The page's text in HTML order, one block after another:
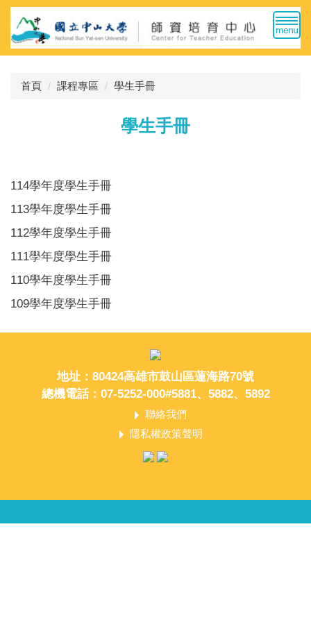
跳
到
主
要
首頁 課程專區 學生手冊
學生手冊
114學年度學生手冊
113學年度學生手冊
112學年度學生手冊
111學年度學生手冊
110學年度學生手冊
109學年度學生手冊
地址：80424高雄市鼓山區蓮海路70號
總機電話：07-5252-000#5881、5882、5892
聯絡我們
隱私權政策聲明